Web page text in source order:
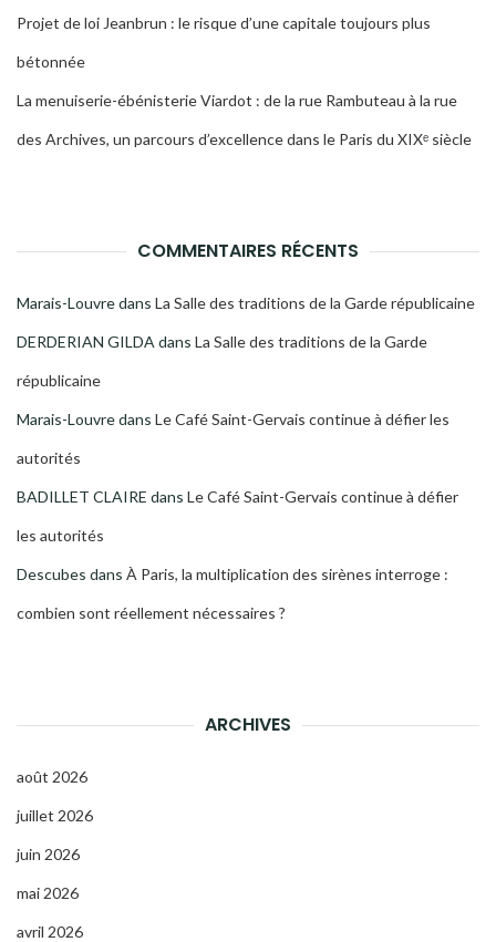
Projet de loi Jeanbrun : le risque d’une capitale toujours plus
bétonnée
La menuiserie-ébénisterie Viardot : de la rue Rambuteau à la rue
des Archives, un parcours d’excellence dans le Paris du XIXᵉ siècle
COMMENTAIRES RÉCENTS
Marais-Louvredans La Salle des traditions de la Garde républicaine
DERDERIAN GILDA dans La Salle des traditions de la Garde
républicaine
Marais-Louvredans Le Café Saint-Gervais continue à défier les
autorités
BADILLET CLAIRE dans Le Café Saint-Gervais continue à défier
les autorités
Descubes dans À Paris, la multiplication des sirènes interroge :
combien sont réellement nécessaires ?
ARCHIVES
août 2026
juillet 2026
juin 2026
mai 2026
avril 2026